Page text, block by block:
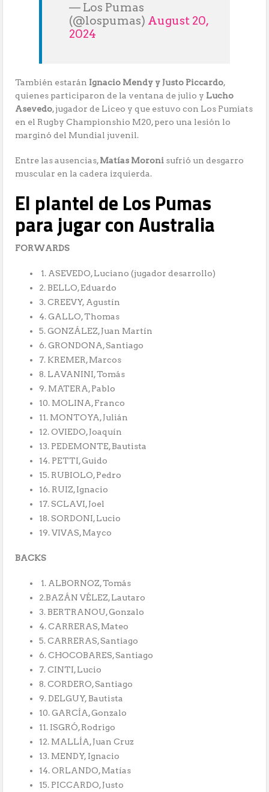
— Los Pumas
(@lospumas) August 20,
2024
También estarán Ignacio Mendy y Justo Piccardo,
quienes participaron de la ventana de julio y Lucho
Asevedo, jugador de Liceo y que estuvo con Los Pumiats
en el Rugby Championshio M20, pero una lesión lo
marginó del Mundial juvenil.
Entre las ausencias,Matías Moroni sufrió un desgarro
muscular en la cadera izquierda.
El plantel de Los Pumas
para jugar con Australia
FORWARDS
1. ASEVEDO, Luciano (jugador desarrollo)
2. BELLO, Eduardo
3. CREEVY, Agustín
4. GALLO, Thomas
5. GONZÁLEZ, Juan Martín
6. GRONDONA, Santiago
7. KREMER, Marcos
8. LAVANINI, Tomás
9. MATERA, Pablo
10. MOLINA, Franco
11. MONTOYA, Julián
12. OVIEDO, Joaquín
13. PEDEMONTE, Bautista
14. PETTI, Guido
15. RUBIOLO, Pedro
16. RUIZ, Ignacio
17. SCLAVI, Joel
18. SORDONI, Lucio
19. VIVAS, Mayco
BACKS
1. ALBORNOZ, Tomás
2.BAZÁN VÉLEZ, Lautaro
3. BERTRANOU, Gonzalo
4. CARRERAS, Mateo
5. CARRERAS, Santiago
6. CHOCOBARES, Santiago
7. CINTI, Lucio
8. CORDERO, Santiago
9. DELGUY, Bautista
10. GARCÍA, Gonzalo
11. ISGRÓ, Rodrigo
12. MALLÍA, Juan Cruz
13. MENDY, Ignacio
14. ORLANDO, Matías
15. PICCARDO, Justo